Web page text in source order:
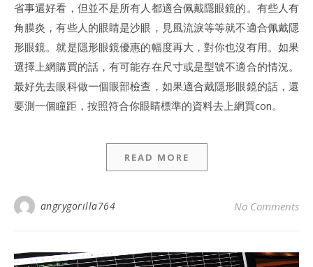
省事還好看，但並不是所有人都適合佩戴隱眼鏡的。有些人有
角膜炎，有些人的眼睛是沙眼，見風流淚等等就不適合佩戴隱
形眼鏡。就是隱形眼鏡優惠的幅度再大，對你也沒有用。如果
選擇上網購買的話，有可能存在尺寸或是型號不適合的情況。
最好先去眼科做一個眼部檢查，如果適合戴隱形眼鏡的話，還
要測一個瞳距，按照符合你眼睛標準的資料去上網買con。
READ MORE
angrygorilla764 No Comments